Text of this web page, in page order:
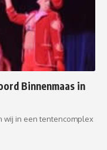
Binnenmaas in
wij in een tentencomplex